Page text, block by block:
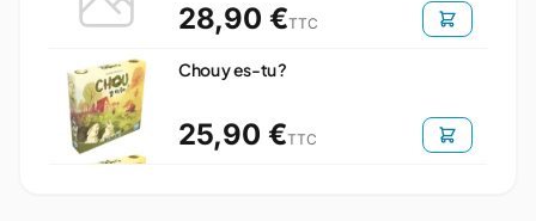
28,90 €TTC
Chou y es-tu ?
25,90 €TTC